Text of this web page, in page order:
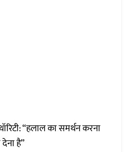
“हलाल का समर्थन करना
है”